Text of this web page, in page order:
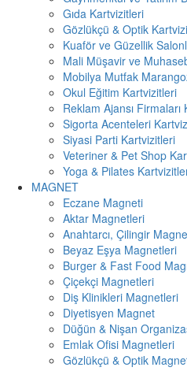
Gıda Kartvizitleri
Gözlükçü & Optik
Kuaför ve Güzellik
Mali Müşavir ve
Mobilya Mutfak
Okul Eğitim Kartvizitleri
Reklam Ajansı Firmaları
Sigorta Acenteleri
Siyasi Parti Kartvizitleri
Veteriner & Pet Shop
Yoga & Pilates
MAGNET
Eczane Magneti
Aktar Magnetleri
Anahtarcı, Çilingir
Beyaz Eşya Magnetleri
Burger & Fast Food
Çiçekçi Magnetleri
Diş Klinikleri Magnetleri
Diyetisyen Magnet
Düğün & Nişan
Emlak Ofisi Magnetleri
Gözlükçü & Optik